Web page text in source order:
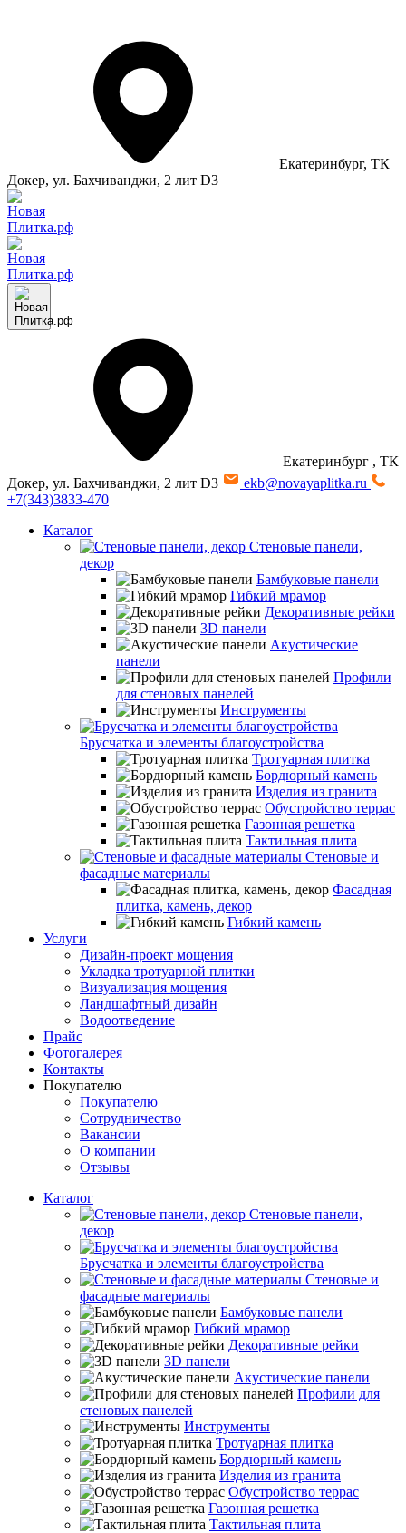
Екатеринбург, ТК
Докер, ул. Бахчиванджи, 2 лит D3
Екатеринбург , ТК
Докер, ул. Бахчиванджи, 2 лит D3
ekb@novayaplitka.ru
+7(343)3833-470
Каталог
Стеновые панели,
декор
Бамбуковые панели
Гибкий мрамор
Декоративные рейки
3D панели
Акустические
панели
Профили
для стеновых панелей
Инструменты
Брусчатка и элементы благоустройства
Тротуарная плитка
Бордюрный камень
Изделия из гранита
Обустройство террас
Газонная решетка
Тактильная плита
Стеновые и
фасадные материалы
Фасадная
плитка, камень, декор
Гибкий камень
Услуги
Дизайн-проект мощения
Укладка тротуарной плитки
Визуализация мощения
Ландшафтный дизайн
Водоотведение
Прайс
Фотогалерея
Контакты
Покупателю
Покупателю
Сотрудничество
Вакансии
О компании
Отзывы
Каталог
Стеновые панели,
декор
Брусчатка и элементы благоустройства
Стеновые и
фасадные материалы
Бамбуковые панели
Гибкий мрамор
Декоративные рейки
3D панели
Акустические панели
Профили для
стеновых панелей
Инструменты
Тротуарная плитка
Бордюрный камень
Изделия из гранита
Обустройство террас
Газонная решетка
Тактильная плита